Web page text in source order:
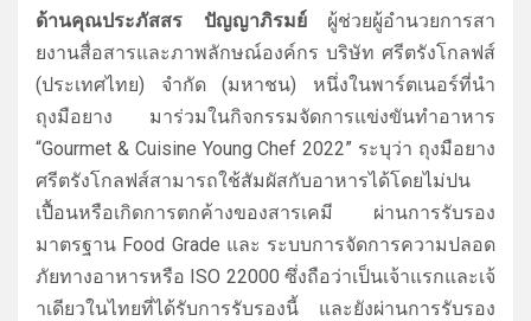
ด้านคุณประภัสสร ปัญญาภิรมย์ ผู้ช่วยผู้อำนวยการสา
ยงานสื่อสารและภาพลักษณ์องค์กร บริษัท ศรีตรังโกลฟส์
(ประเทศไทย) จำกัด (มหาชน) หนึ่งในพาร์ตเนอร์ที่นำ
ถุงมือยาง มาร่วมในกิจกรรมจัดการแข่งขันทำอาหาร
“Gourmet & Cuisine Young Chef 2022” ระบุว่า ถุงมือยาง
ศรีตรังโกลฟส์สามารถใช้สัมผัสกับอาหารได้โดยไม่ปน
เปื้อนหรือเกิดการตกค้างของสารเคมี ผ่านการรับรอง
มาตรฐาน Food Grade และ ระบบการจัดการความปลอด
ภัยทางอาหารหรือ ISO 22000 ซึ่งถือว่าเป็นเจ้าแรกและเจ้
าเดียวในไทยที่ได้รับการรับรองนี้ และยังผ่านการรับรอง